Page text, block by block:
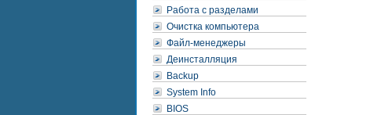
Работа с разделами
Очистка компьютера
Файл-менеджеры
Деинсталляция
Backup
System Info
BIOS